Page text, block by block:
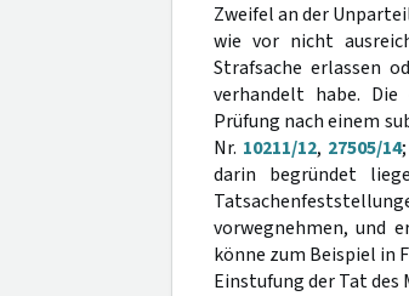
Zweifel an der
wie vor nicht
Strafsache erlassen
verhandelt habe.
Prüfung nach einem
Nr. 10211/12, 27505/14
darin begründet
vorwegnehmen, und
könne zum Beispiel in
Einstufung der Tat